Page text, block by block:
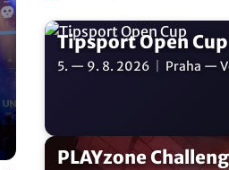
Tipsport Open Cup
5. — 9. 8. 2026 Praha —
PLAYzone